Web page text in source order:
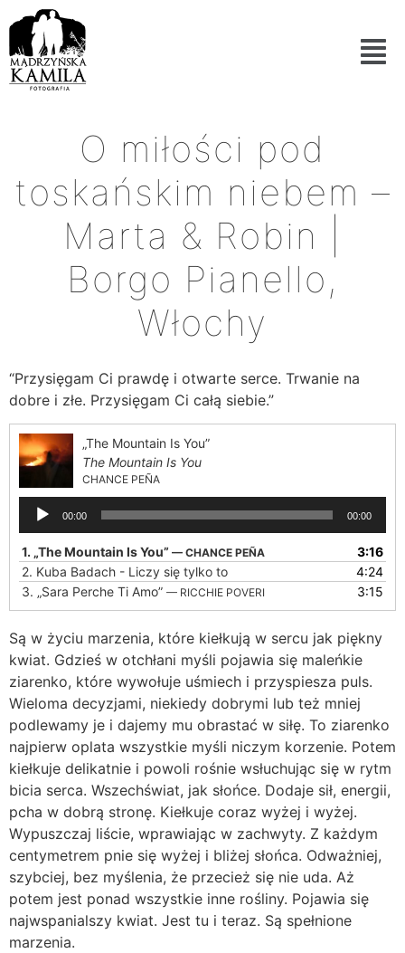
O miłości pod
toskańskim niebem –
Marta & Robin |
Borgo Pianello,
Włochy
“Przysięgam Ci prawdę i otwarte serce. Trwanie na
dobre i złe. Przysięgam Ci całą siebie.”
„The Mountain Is You”
The Mountain Is You
CHANCE PEÑA
Odtwarzacz
plików
dźwiękowych
00:00 00:00
1. „The Mountain Is You” — CHANCE PEÑA
3:16
2. Kuba Badach - Liczy się tylko to
4:24
3. „Sara Perche Ti Amo” — RICCHIE POVERI 3:15
Są w życiu marzenia, które kiełkują w sercu jak piękny
kwiat. Gdzieś w otchłani myśli pojawia się maleńkie
ziarenko, które wywołuje uśmiech i przyspiesza puls.
Wieloma decyzjami, niekiedy dobrymi lub też mniej
podlewamy je i dajemy mu obrastać w siłę. To ziarenko
najpierw oplata wszystkie myśli niczym korzenie. Potem
kiełkuje delikatnie i powoli rośnie wsłuchując się w rytm
bicia serca. Wszechświat, jak słońce. Dodaje sił, energii,
pcha w dobrą stronę. Kiełkuje coraz wyżej i wyżej.
Wypuszczaj liście, wprawiając w zachwyty. Z każdym
centymetrem pnie się wyżej i bliżej słońca. Odważniej,
szybciej, bez myślenia, że przecież się nie uda. Aż
potem jest ponad wszystkie inne rośliny. Pojawia się
najwspanialszy kwiat. Jest tu i teraz. Są spełnione
marzenia.